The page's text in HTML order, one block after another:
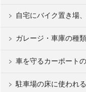
自宅にバイク置き場
ガレージ・車庫の種
車を守るカーポート
駐車場の床に使われ